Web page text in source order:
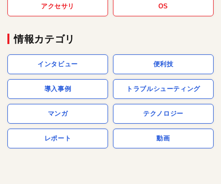
アクセサリ OS
情報カテゴリ
インタビュー 便利技
導入事例 トラブルシューティング
マンガ テクノロジー
レポート 動画